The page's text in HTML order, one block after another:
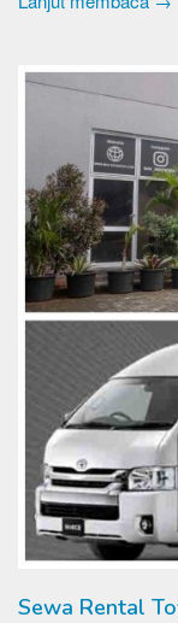
Sewa Rental